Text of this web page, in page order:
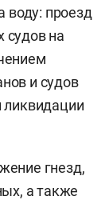
воду: проезд
судов на
и судов
ликвидации
гнезд,
а также